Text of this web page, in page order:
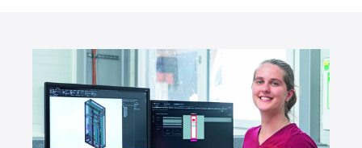
Suomi
Sveitsi